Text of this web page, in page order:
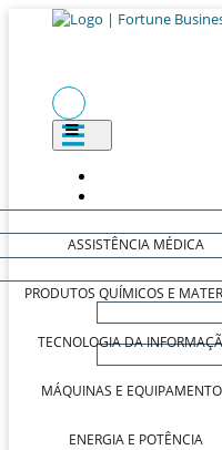
ASSISTÊNCIA MÉDICA
PRODUTOS QUÍMICOS E
TECNOLOGIA DA
MÁQUINAS E
ENERGIA E POTÊNCIA